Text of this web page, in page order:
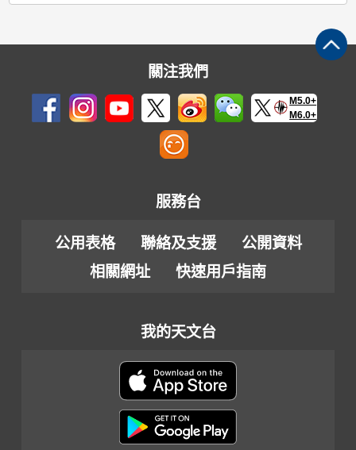
關注我們
M5.0+
M6.0+
服務台
公用表格 聯絡及支援
公開資料
相關網址
快速用戶指南
我的天文台